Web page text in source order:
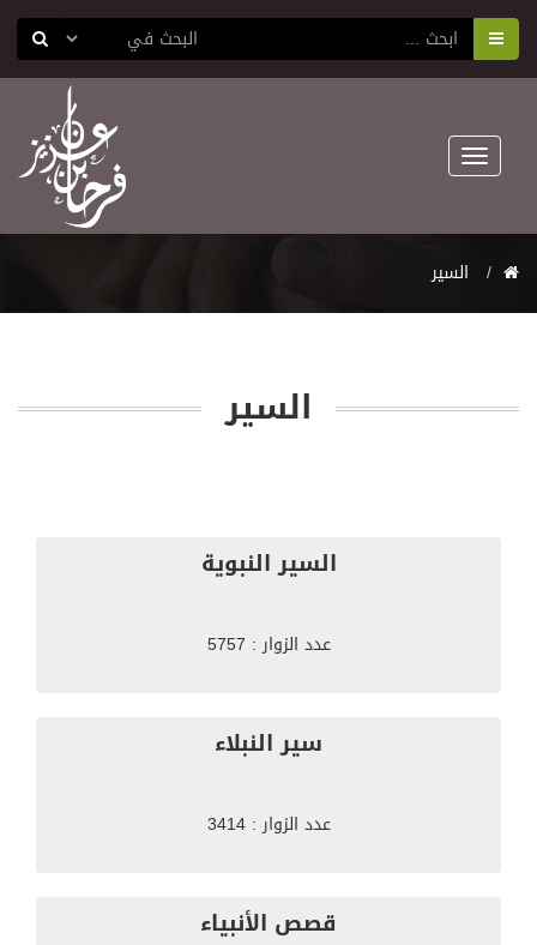
Toggle
navigation
السير
السير
السير النبوية
عدد الزوار : 5757
سير النبلاء
عدد الزوار : 3414
قصص الأنبياء